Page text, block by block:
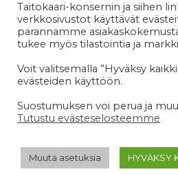
KÄYTTÖEHDOT·TAITOKAARI-
Taitokaari-konsernin ja siihen
verkkosivustot käyttävät
parannamme
tukee myös tilastointia ja
Voit valitsemalla ”Hyväksy
evästeiden käyttöön.
Suostumuksen voi perua ja
Tutustu evästeselosteemme
Muuta asetuksia HYVÄKSY
EN(